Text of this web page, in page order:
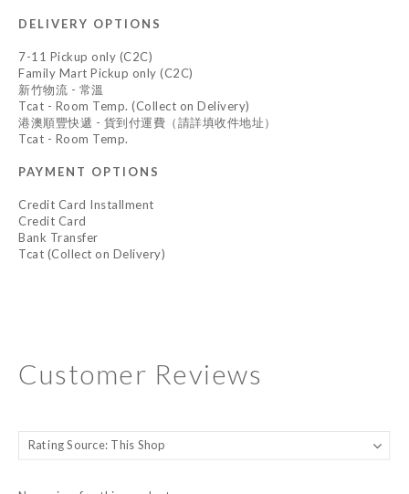
DELIVERY OPTIONS
7-11 Pickup only (C2C)
Family Mart Pickup only (C2C)
新竹物流 - 常溫
Tcat - Room Temp. (Collect on Delivery)
港澳順豐快遞 - 貨到付運費（請詳填收件地址）
Tcat - Room Temp.
PAYMENT OPTIONS
Credit Card Installment
Credit Card
Bank Transfer
Tcat (Collect on Delivery)
Customer Reviews